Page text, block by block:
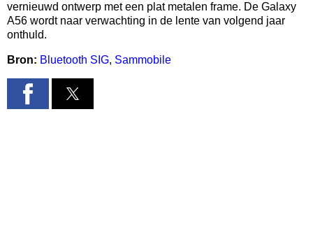
vernieuwd ontwerp met een plat metalen frame. De Galaxy
A56 wordt naar verwachting in de lente van volgend jaar
onthuld.
Bron: Bluetooth SIG, Sammobile